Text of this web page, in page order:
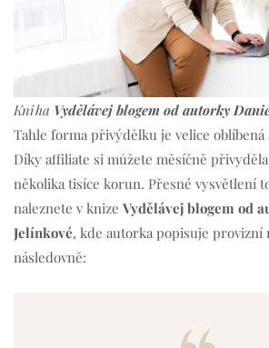
Kniha Vydělávej blogem od autorky
Tahle forma přivýdělku je velice oblíbená
Díky affiliate si můžete měsíčně
několika tisíce korun. Přesné vysvětlení
naleznete v knize Vydělávej blogem od
Jelínkové, kde autorka popisuje provizní
následovně: